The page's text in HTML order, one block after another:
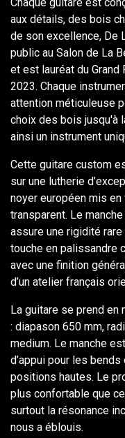
aux détails, des bois
de son excellence, De
public au Salon de La
et est lauréat du
2023. Chaque
attention méticuleuse
choix des bois jusqu'à
ainsi un instrument
Cette guitare custom
sur une lutherie
noyer européen mis
transparent. Le
assure une rigidité
touche en palissandre
avec une finition
d’un atelier français
La guitare se prend en
: diapason 650 mm,
medium. Le manche
d’appui pour les
positions hautes. Le
plus confortable que
surtout la résonance
nous a éblouis.